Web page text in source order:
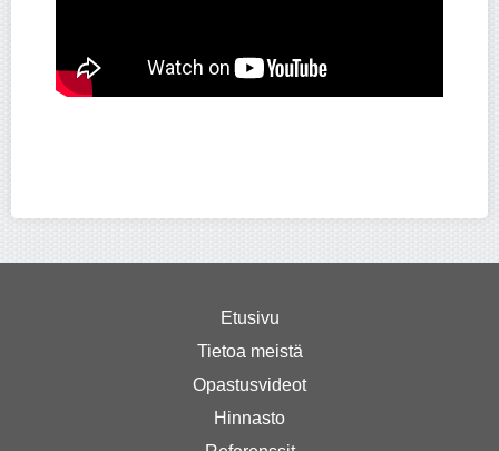
Etusivu
Tietoa meistä
Opastusvideot
Hinnasto